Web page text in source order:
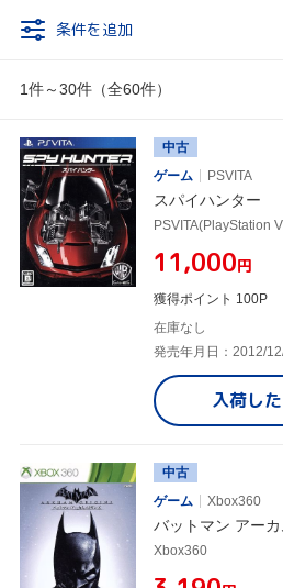
条件を追加
1件～30件（全60件）
中古
ゲーム
PSVITA
スパイハンター
PSVITA(PlayStation
¥11,000円
獲得ポイント 100P
在庫なし
発売年月日：2012/
入荷し
中古
ゲーム
Xbox360
バットマン アー
Xbox360